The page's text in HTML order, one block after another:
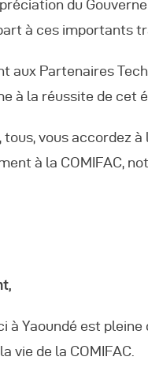
du
à ces importants
aux Partenaires
à la réussite de cet
tous, vous accordez
à la COMIFAC,
Yaoundé est pleine
vie de la COMIFAC.